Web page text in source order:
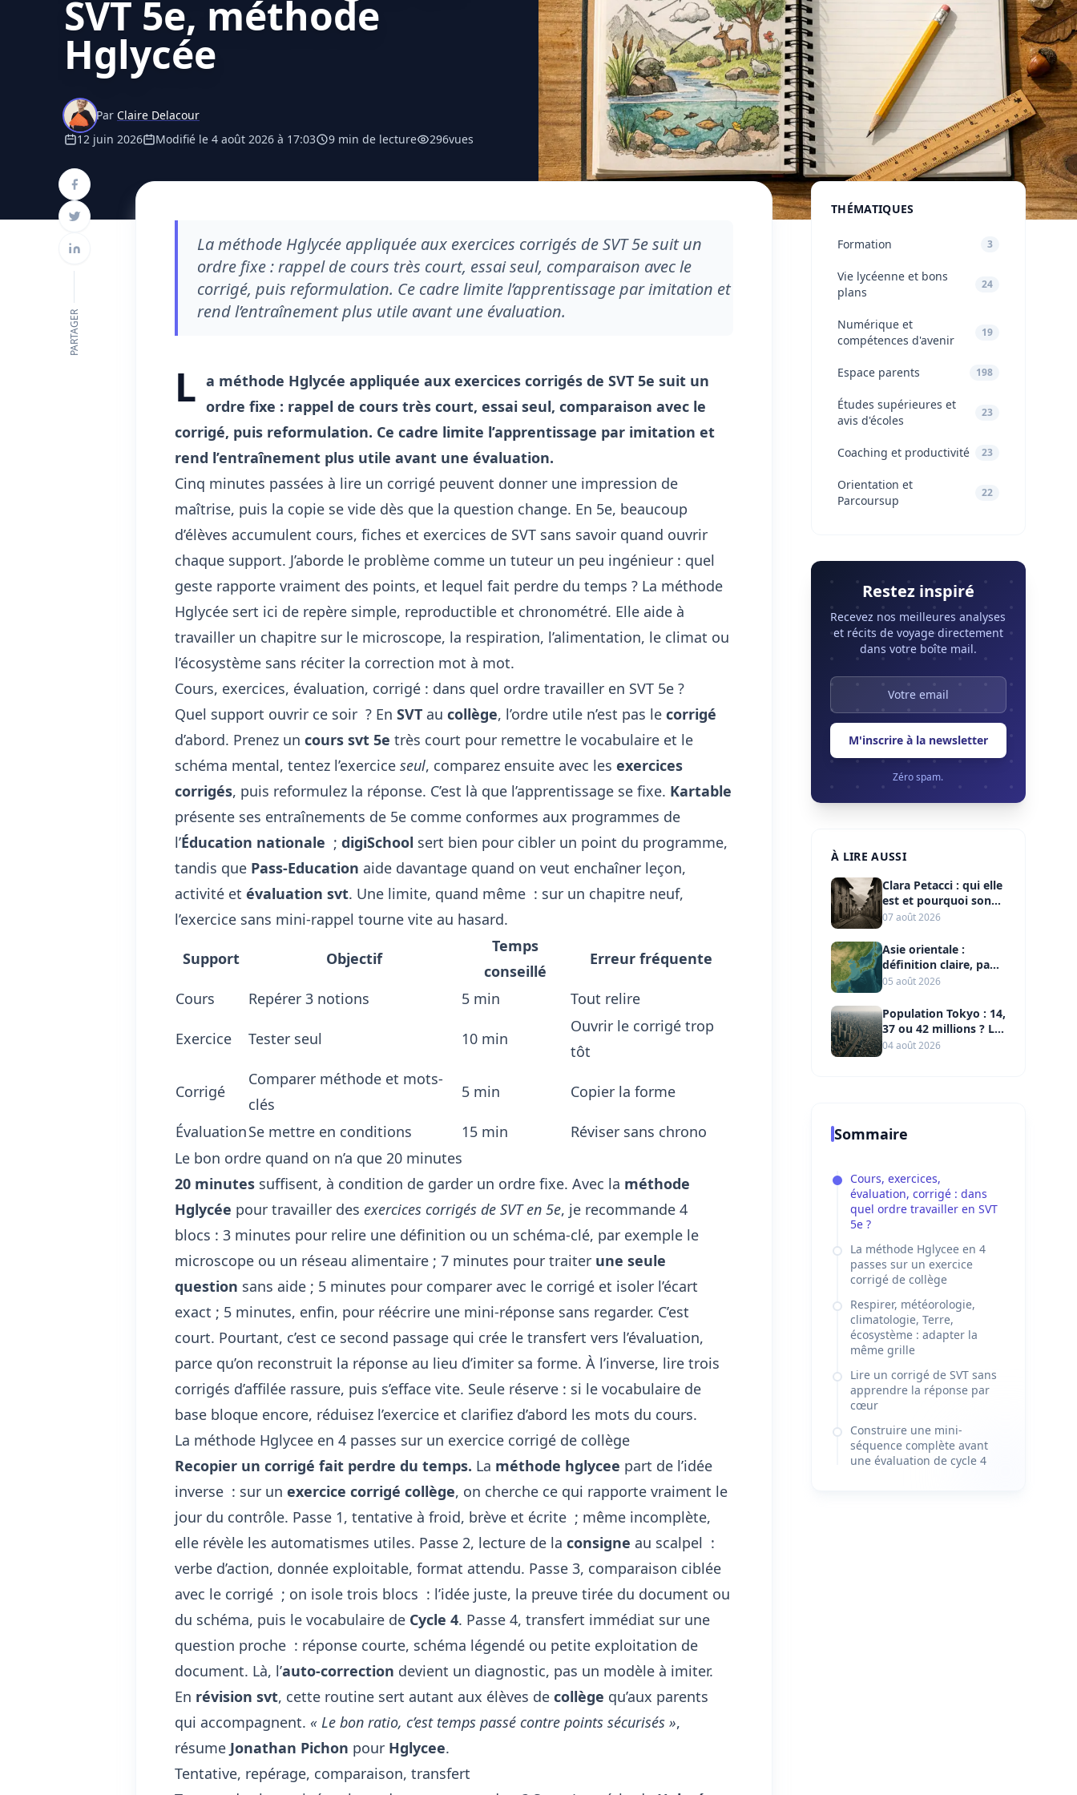
SVT 5e, méthode
Hglycée
Par Claire Delacour
12 juin 2026
Modifié le 4 août 2026 à 17:03 9 min de lecture 296vues
PARTAGER
La méthode Hglycée appliquée aux exercices corrigés de SVT 5e suit un
ordre fixe : rappel de cours très court, essai seul, comparaison avec le
corrigé, puis reformulation. Ce cadre limite l’apprentissage par imitation et
rend l’entraînement plus utile avant une évaluation.
L a méthode Hglycée appliquée aux exercices corrigés de SVT 5e suit un
ordre fixe : rappel de cours très court, essai seul, comparaison avec le
corrigé, puis reformulation. Ce cadre limite l’apprentissage par imitation et
rend l’entraînement plus utile avant une évaluation.
Cinq minutes passées à lire un corrigé peuvent donner une impression de
maîtrise, puis la copie se vide dès que la question change. En 5e, beaucoup
d’élèves accumulent cours, fiches et exercices de SVT sans savoir quand ouvrir
chaque support. J’aborde le problème comme un tuteur un peu ingénieur : quel
geste rapporte vraiment des points, et lequel fait perdre du temps ? La méthode
Hglycée sert ici de repère simple, reproductible et chronométré. Elle aide à
travailler un chapitre sur le microscope, la respiration, l’alimentation, le climat ou
l’écosystème sans réciter la correction mot à mot.
Cours, exercices, évaluation, corrigé : dans quel ordre travailler en SVT 5e ?
Quel support ouvrir ce soir ? EnSVT aucollège, l’ordre utile n’est pas lecorrigé
d’abord. Prenez uncours svt 5e très court pour remettre le vocabulaire et le
schéma mental, tentez l’exerciceseul, comparez ensuite avec lesexercices
corrigés, puis reformulez la réponse. C’est là que l’apprentissage se fixe. Kartable
présente ses entraînements de 5e comme conformes aux programmes de
l’Éducation nationale ;digiSchool sert bien pour cibler un point du programme,
tandis que Pass-Education aide davantage quand on veut enchaîner leçon,
activité etévaluation svt. Une limite, quand même : sur un chapitre neuf,
l’exercice sans mini-rappel tourne vite au hasard.
Support Objectif
Temps
conseillé
Erreur fréquente
Cours Repérer 3 notions 5 min Tout relire
Exercice Tester seul 10 min
Ouvrir le corrigé trop
tôt
Corrigé
Comparer méthode et mots-
clés
5 min Copier la forme
ÉvaluationSe mettre en conditions 15 min
Réviser sans chrono
Le bon ordre quand on n’a que 20 minutes
20 minutes suffisent, à condition de garder un ordre fixe. Avec la méthode
Hglycée pour travailler des exercices corrigés de SVT en 5e, je recommande 4
blocs : 3 minutes pour relire une définition ou un schéma-clé, par exemple le
microscope ou un réseau alimentaire ; 7 minutes pour traiter une seule
question sans aide ; 5 minutes pour comparer avec le corrigé et isoler l’écart
exact ; 5 minutes, enfin, pour réécrire une mini-réponse sans regarder. C’est
court. Pourtant, c’est ce second passage qui crée le transfert vers l’évaluation,
parce qu’on reconstruit la réponse au lieu d’imiter sa forme. À l’inverse, lire trois
corrigés d’affilée rassure, puis s’efface vite. Seule réserve : si le vocabulaire de
base bloque encore, réduisez l’exercice et clarifiez d’abord les mots du cours.
La méthode Hglycee en 4 passes sur un exercice corrigé de collège
Recopier un corrigé fait perdre du temps. La méthode hglycee part de l’idée
inverse : sur unexercice corrigé collège, on cherche ce qui rapporte vraiment le
jour du contrôle. Passe 1, tentative à froid, brève et écrite ; même incomplète,
elle révèle les automatismes utiles. Passe 2, lecture de laconsigne au scalpel :
verbe d’action, donnée exploitable, format attendu. Passe 3, comparaison ciblée
avec le corrigé ; on isole trois blocs : l’idée juste, la preuve tirée du document ou
du schéma, puis le vocabulaire de Cycle 4. Passe 4, transfert immédiat sur une
question proche : réponse courte, schéma légendé ou petite exploitation de
document. Là, l’auto-correction devient un diagnostic, pas un modèle à imiter.
En révision svt, cette routine sert autant aux élèves decollège qu’aux parents
qui accompagnent. « Le bon ratio, c’est temps passé contre points sécurisés »,
résume Jonathan Pichon pour Hglycee.
Tentative, repérage, comparaison, transfert
THÉMATIQUES
Formation 3
Vie lycéenne et bons
plans
24
Numérique et
compétences d'avenir
19
Espace parents 198
Études supérieures et
avis d'écoles
23
Coaching et productivité 23
Orientation et
Parcoursup
22
Restez inspiré
Recevez nos meilleures analyses
et récits de voyage directement
dans votre boîte mail.
M'inscrire à la newsletter
Zéro spam.
À LIRE AUSSI
Clara Petacci : qui elle
est et pourquoi son
nom reste lié à
Mussolini
07 août 2026
Asie orientale :
définition claire, pays
et repères clés
05 août 2026
Population Tokyo : 14,
37 ou 42 millions ? Le
bon chiffre
04 août 2026
Sommaire
Cours, exercices,
évaluation, corrigé : dans
quel ordre travailler en SVT
5e ?
La méthode Hglycee en 4
passes sur un exercice
corrigé de collège
Respirer, météorologie,
climatologie, Terre,
écosystème : adapter la
même grille
Lire un corrigé de SVT sans
apprendre la réponse par
cœur
Construire une mini-
séquence complète avant
une évaluation de cycle 4